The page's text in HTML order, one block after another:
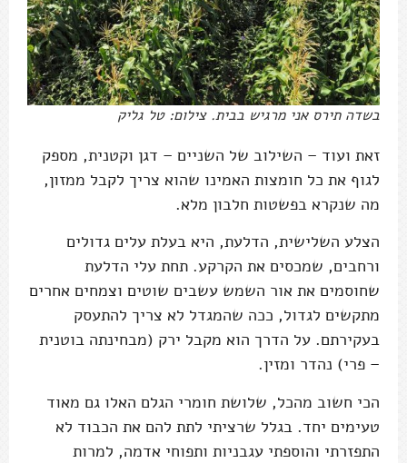
בשדה תירס אני מרגיש בבית. צילום: טל גליק
זאת ועוד – השילוב של השניים – דגן וקטנית, מספק
לגוף את כל חומצות האמינו שהוא צריך לקבל ממזון,
מה שנקרא בפשטות חלבון מלא.
הצלע השלישית, הדלעת, היא בעלת עלים גדולים
ורחבים, שמכסים את הקרקע. תחת עלי הדלעת
שחוסמים את אור השמש עשבים שוטים וצמחים אחרים
מתקשים לגדול, ככה שהמגדל לא צריך להתעסק
בעקירתם. על הדרך הוא מקבל ירק (מבחינתה בוטנית
– פרי) נהדר ומזין.
הכי חשוב מהכל, שלושת חומרי הגלם האלו גם מאוד
טעימים יחד. בגלל שרציתי לתת להם את הכבוד לא
התפזרתי והוספתי עגבניות ותפוחי אדמה, למרות